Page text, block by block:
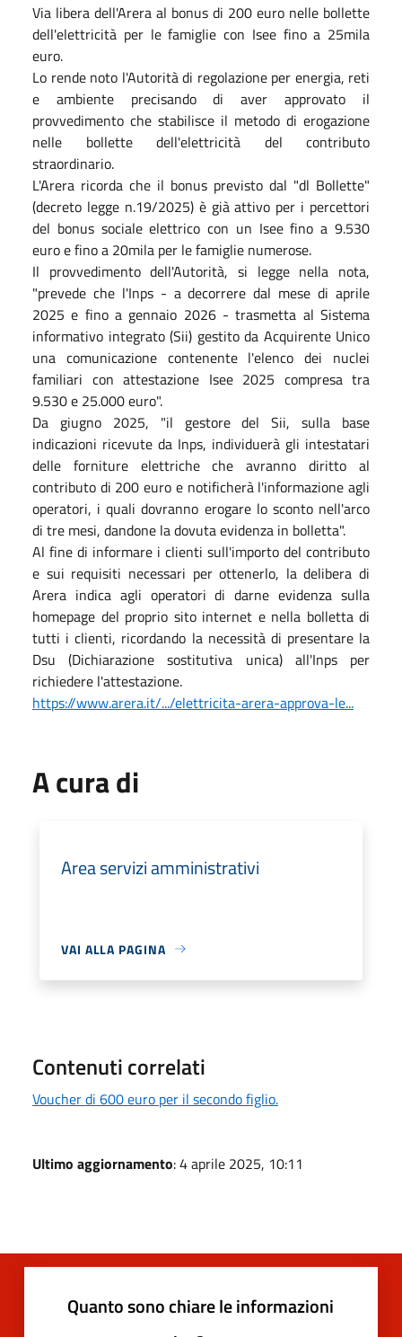
Via libera dell'Arera al bonus di 200 euro nelle bollette
dell'elettricità per le famiglie con Isee fino a 25mila
euro.
Lo rende noto l'Autorità di regolazione per energia, reti
e ambiente precisando di aver approvato il
provvedimento che stabilisce il metodo di erogazione
nelle bollette dell'elettricità del contributo
straordinario.
L'Arera ricorda che il bonus previsto dal "dl Bollette"
(decreto legge n.19/2025) è già attivo per i percettori
del bonus sociale elettrico con un Isee fino a 9.530
euro e fino a 20mila per le famiglie numerose.
Il provvedimento dell'Autorità, si legge nella nota,
"prevede che l'Inps - a decorrere dal mese di aprile
2025 e fino a gennaio 2026 - trasmetta al Sistema
informativo integrato (Sii) gestito da Acquirente Unico
una comunicazione contenente l'elenco dei nuclei
familiari con attestazione Isee 2025 compresa tra
9.530 e 25.000 euro".
Da giugno 2025, "il gestore del Sii, sulla base
indicazioni ricevute da Inps, individuerà gli intestatari
delle forniture elettriche che avranno diritto al
contributo di 200 euro e notificherà l'informazione agli
operatori, i quali dovranno erogare lo sconto nell'arco
di tre mesi, dandone la dovuta evidenza in bolletta".
Al fine di informare i clienti sull'importo del contributo
e sui requisiti necessari per ottenerlo, la delibera di
Arera indica agli operatori di darne evidenza sulla
homepage del proprio sito internet e nella bolletta di
tutti i clienti, ricordando la necessità di presentare la
Dsu (Dichiarazione sostitutiva unica) all'Inps per
richiedere l'attestazione.
https://www.arera.it/.../elettricita-arera-approva-le...
A cura di
Area servizi amministrativi
VAI ALLA PAGINA
Contenuti correlati
Voucher di 600 euro per il secondo figlio.
Ultimo aggiornamento: 4 aprile 2025, 10:11
Quanto sono chiare le informazioni